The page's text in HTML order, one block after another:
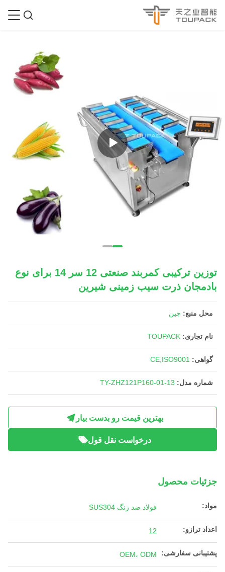
توزین ترکیبی کمربند صنعتی 12 سر 14 برای نوع
بادمجان ذرت سیب زمینی شیرین
محل منبع: چین
نام تجاری: TOUPACK
گواهی: CE,ISO9001
شماره مدل: TY-ZHZ121P160-01-13
بهترین قیمت رو بدست بیار
درخواست نقل قول
جزئیات محصول
مواد: فولاد ضد زنگ SUS304
اعداد ترازو: 12
پشتیبانی سفارشی: OEM، ODM